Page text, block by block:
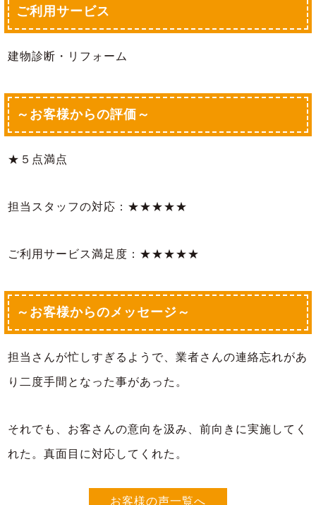
ご利用サービス
建物診断・リフォーム
～お客様からの評価～
★５点満点
担当スタッフの対応：★★★★★
ご利用サービス満足度：★★★★★
～お客様からのメッセージ～
担当さんが忙しすぎるようで、業者さんの連絡忘れがあ
り二度手間となった事があった。
それでも、お客さんの意向を汲み、前向きに実施してく
れた。真面目に対応してくれた。
お客様の声一覧へ